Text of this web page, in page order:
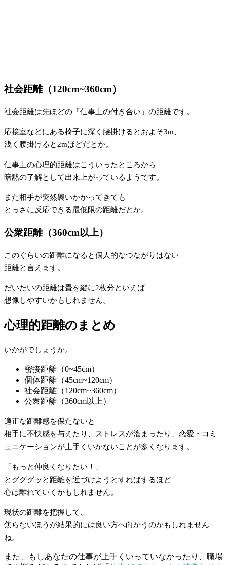
社会距離（120cm~360cm）
社会距離は先ほどの「仕事上の付き合い」の距離です。
応接室などにある椅子に深く腰掛けるとおよそ3m、
浅く腰掛けると2mほどだとか。
仕事上の心理的距離はこういったところから
暗黙の了解として出来上がっているようです。
また相手が突然襲いかかってきても
とっさに反応できる最低限の距離だとか。
公衆距離（360cm以上）
このぐらいの距離になると個人的なつながりはない
距離と言えます。
だいたいの距離は畳を縦に2枚分といえば
想像しやすいかもしれません。
心理的距離のまとめ
いかがでしょうか。
密接距離（0~45cm）
個体距離（45cm~120cm）
社会距離（120cm~360cm）
公衆距離（360cm以上）
適正な距離感を保たないと
相手に不快感を与えたり、ストレスが溜まったり、恋愛・コミ
ュニケーションが上手くいかないことが多くなります。
「もっと仲良くなりたい！」
とグググッと距離を近づけようとすればするほど
心は離れていくかもしれません。
現状の距離を把握して、
焦らないほうが結果的には良い方へ向かうのかもしれません
ね。
また、もしあなたの仕事が上手くいっていなかったり、職場